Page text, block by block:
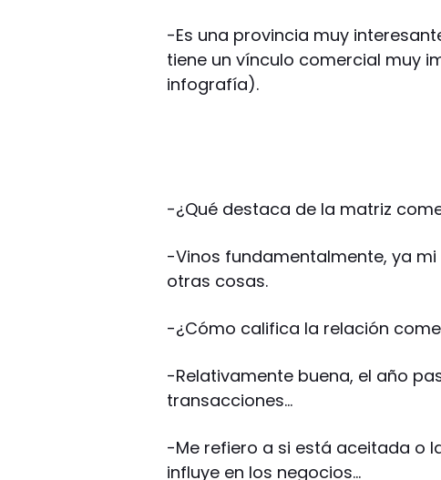
-Es una provincia muy
tiene un vínculo comercial muy
infografía).
-¿Qué destaca de la matriz
-Vinos fundamentalmente, ya
otras cosas.
-¿Cómo califica la relación
-Relativamente buena, el año
transacciones…
-Me refiero a si está aceitada o
influye en los negocios…